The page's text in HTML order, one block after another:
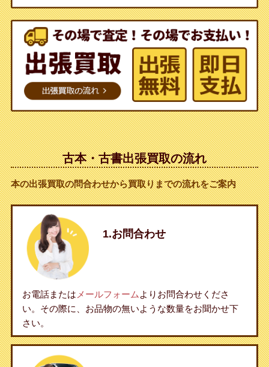
古本・古書出張買取の流れ
本の出張買取の問合わせから買取りまでの流れをご案内
1.お問合わせ
お電話または メールフォーム よりお問合わせくださ
い。その際に、お品物の無いような数量をお聞かせ下
さい。